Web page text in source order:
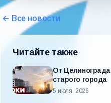
← Все новости
Читайте также
От
старого города
5 июля, 2026